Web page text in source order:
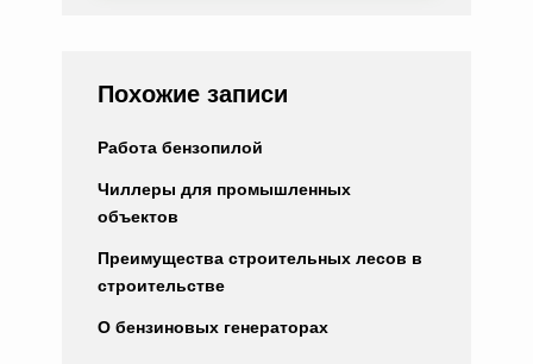
Похожие записи
Работа бензопилой
Чиллеры для промышленных
объектов
Преимущества строительных лесов в
строительстве
О бензиновых генераторах